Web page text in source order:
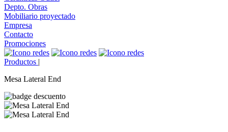
Depto. Obras
Mobiliario proyectado
Empresa
Contacto
Promociones
Productos |
Mesa Lateral End